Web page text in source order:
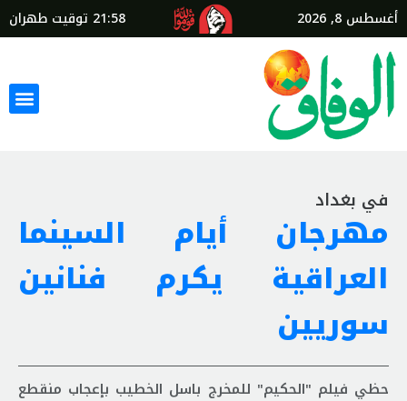
أغسطس 8, 2026 21:58 توقيت طهران
في بغداد
مهرجان أيام السينما
العراقية يكرم فنانين
سوريين
حظي فيلم "الحكيم" للمخرج باسل الخطيب بإعجاب منقطع